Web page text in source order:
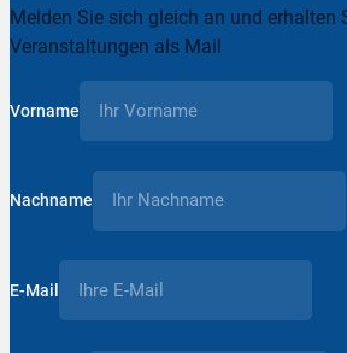
Melden Sie sich gleich an und
Veranstaltungen als Mail
Vorname
Nachname
E-Mail